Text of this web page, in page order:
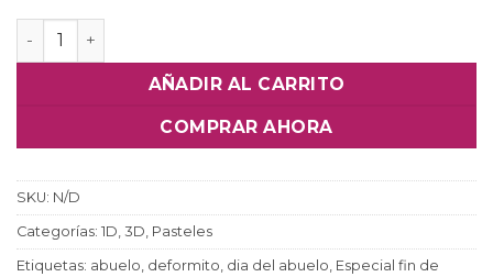
Pastel Abuela flork - Día del Abuelo cantidad
AÑADIR AL CARRITO
COMPRAR AHORA
SKU: N/D
Categorías: 1D 3D Pasteles
Etiquetas: abuelo deformito dia del abuelo Especial fin de